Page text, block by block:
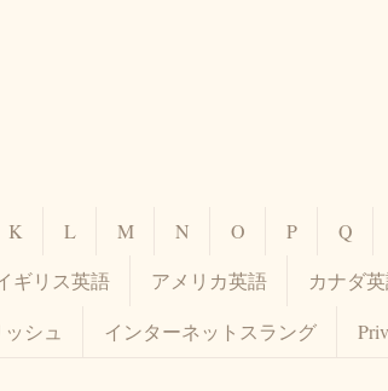
K L M N O P Q
ギリス英語 アメリカ英語 カナダ
シュ インターネットスラング